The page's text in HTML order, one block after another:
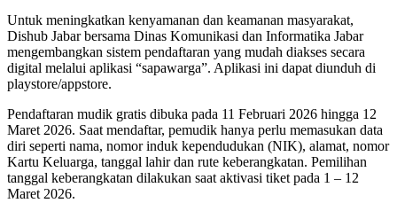
Untuk meningkatkan kenyamanan dan keamanan masyarakat,
Dishub Jabar bersama Dinas Komunikasi dan Informatika Jabar
mengembangkan sistem pendaftaran yang mudah diakses secara
digital melalui aplikasi “sapawarga”. Aplikasi ini dapat diunduh di
playstore/appstore.
Pendaftaran mudik gratis dibuka pada 11 Februari 2026 hingga 12
Maret 2026. Saat mendaftar, pemudik hanya perlu memasukan data
diri seperti nama, nomor induk kependudukan (NIK), alamat, nomor
Kartu Keluarga, tanggal lahir dan rute keberangkatan. Pemilihan
tanggal keberangkatan dilakukan saat aktivasi tiket pada 1 – 12
Maret 2026.